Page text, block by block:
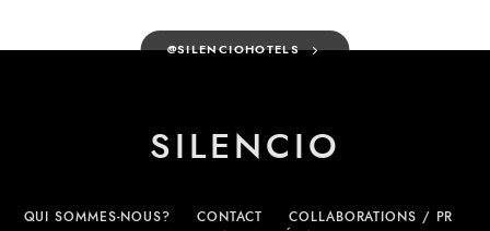
@SILENCIOHOTELS
SILENCIO
QUI SOMMES-NOUS? CONTACT
COLLABORATIONS / PR